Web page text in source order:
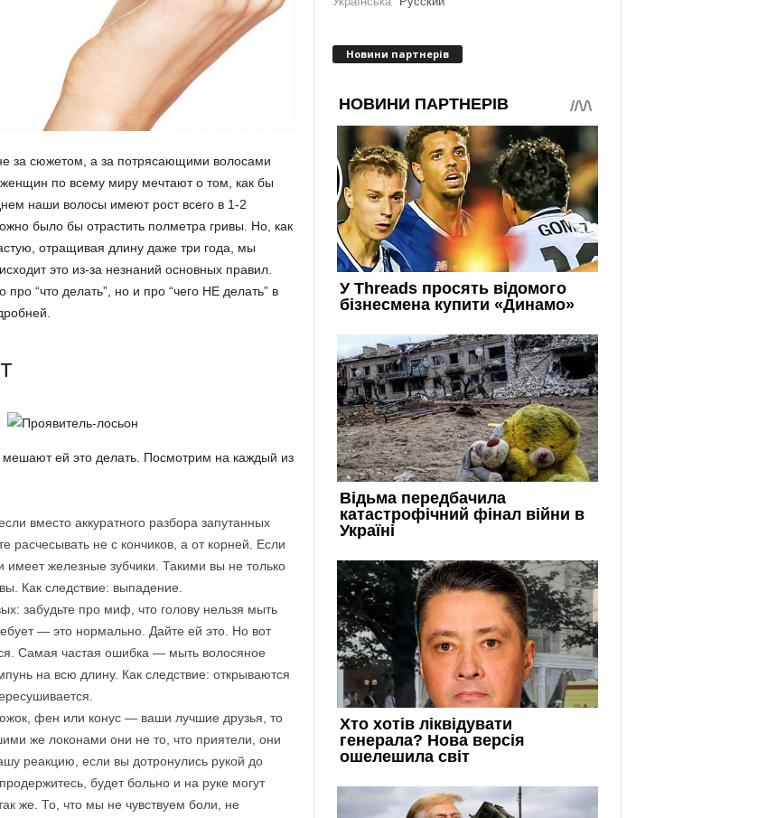
за сюжетом, а за потрясающими волосами
по всему миру мечтают о том, как бы
наши волосы имеют рост всего в 1-2
было бы отрастить полметра гривы. Но, как
отращивая длину даже три года, мы
это из-за незнаний основных правил.
“что делать”, но и про “чего НЕ делать” в
ей это делать. Посмотрим на каждый из
вместо аккуратного разбора запутанных
расчесывать не с кончиков, а от корней. Если
железные зубчики. Такими вы не только
Как следствие: выпадение.
забудьте про миф, что голову нельзя мыть
— это нормально. Дайте ей это. Но вот
Самая частая ошибка — мыть волосяное
на всю длину. Как следствие: открываются
фен или конус — ваши лучшие друзья, то
же локонами они не то, что приятели, они
реакцию, если вы дотронулись рукой до
будет больно и на руке могут
же. То, что мы не чувствуем боли, не
Новини партнерів